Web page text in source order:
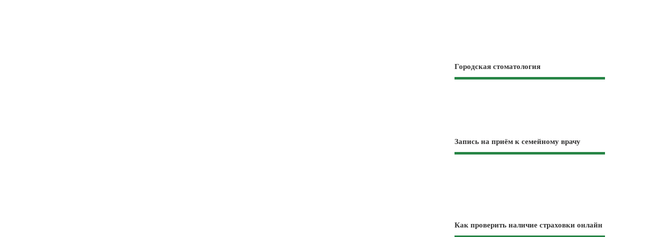
Городская стоматология
Запись на приём к семейному врачу
Как проверить наличие страховки онлайн